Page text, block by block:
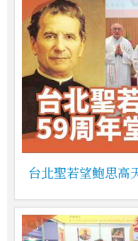
台北聖若望鮑思高